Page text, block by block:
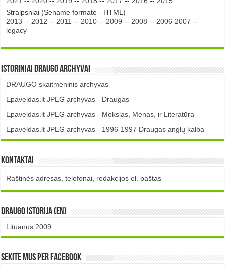
Straipsniai (Sename formate - HTML)
2013 -- 2012 -- 2011 -- 2010 -- 2009 -- 2008 -- 2006-2007 --
legacy
Istoriniai DRAUGO Archyvai
DRAUGO skaitmeninis archyvas
Epaveldas.lt JPEG archyvas - Draugas
Epaveldas.lt JPEG archyvas - Mokslas, Menas, ir Literatūra
Epaveldas.lt JPEG archyvas - 1996-1997 Draugas anglų kalba
Kontaktai
Raštinės adresas, telefonai, redakcijos el. paštas
DRAUGO istorija (EN)
Lituanus 2009
Sekite mus per Facebook